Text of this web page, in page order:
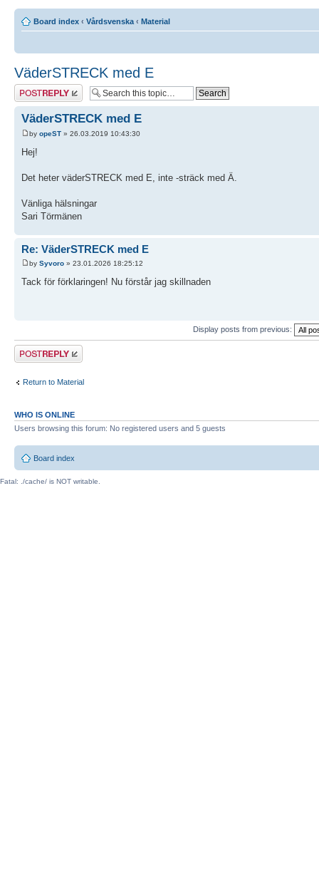
Board index ‹ Vårdsvenska ‹ Material
VäderSTRECK med E
Post a reply
VäderSTRECK med E
by opeST » 26.03.2019 10:43:30
Hej!
Det heter väderSTRECK med E, inte -sträck med Ä.
Vänliga hälsningar
Sari Törmänen
Re: VäderSTRECK med E
by Syvoro » 23.01.2026 18:25:12
Tack för förklaringen! Nu förstår jag skillnaden
Display posts from previous:
Post a reply
Return to Material
WHO IS ONLINE
Users browsing this forum: No registered users and 5 guests
Board index
Fatal: ./cache/ is NOT writable.